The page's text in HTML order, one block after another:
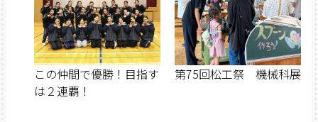
この仲間で優勝！目指す
は２連覇！
第75回松工祭 機械科展